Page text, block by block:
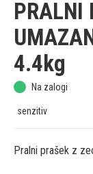
PRALNI
4.4kg
Na zalogi
senzitiv
Pralni prašek z